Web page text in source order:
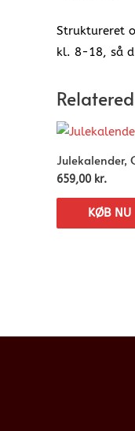
Struktureret
kl. 8-18, så
Julekalender,
659,00 kr.
KØB NU